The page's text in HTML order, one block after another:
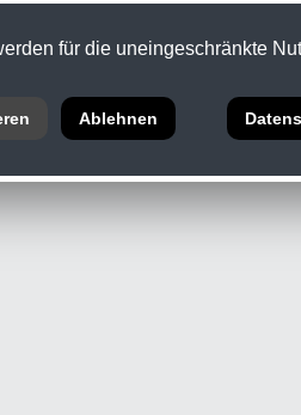
für die uneingeschränkte
Ablehnen